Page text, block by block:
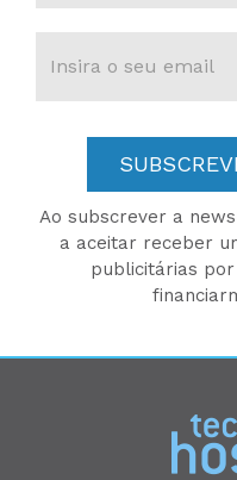
Ao subscrever a
a aceitar receber
publicitárias